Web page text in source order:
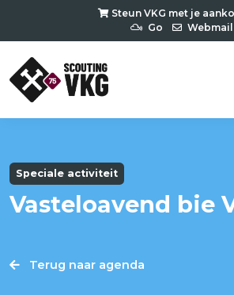
Steun VKG met je
Go
Webmail
Speciale activiteit
Vasteloavend bie
Terug naar agenda